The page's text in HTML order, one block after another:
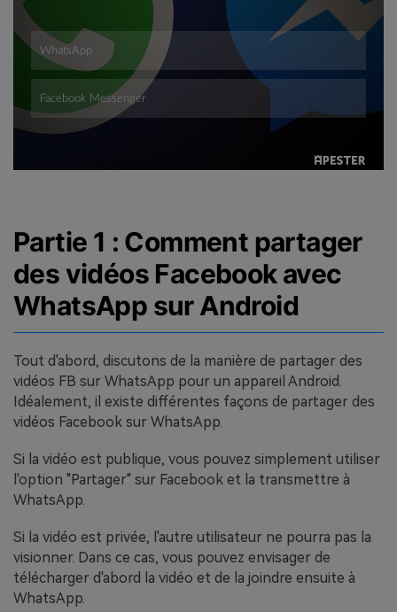
Partie 1 : Comment partager
des vidéos Facebook avec
WhatsApp sur Android
Tout d'abord, discutons de la manière de partager des
vidéos FB sur WhatsApp pour un appareil Android.
Idéalement, il existe différentes façons de partager des
vidéos Facebook sur WhatsApp.
Si la vidéo est publique, vous pouvez simplement utiliser
l'option "Partager" sur Facebook et la transmettre à
WhatsApp.
Si la vidéo est privée, l'autre utilisateur ne pourra pas la
visionner. Dans ce cas, vous pouvez envisager de
télécharger d'abord la vidéo et de la joindre ensuite à
WhatsApp.